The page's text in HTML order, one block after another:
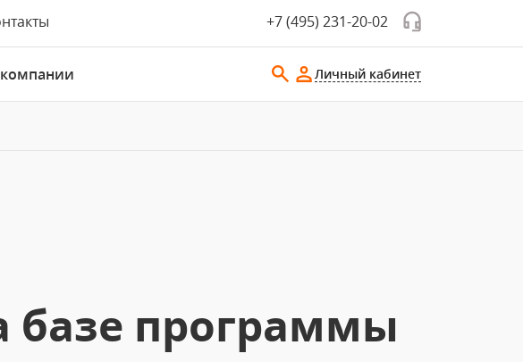
+7 (495) 231-20-02
Личный кабинет
базе программы